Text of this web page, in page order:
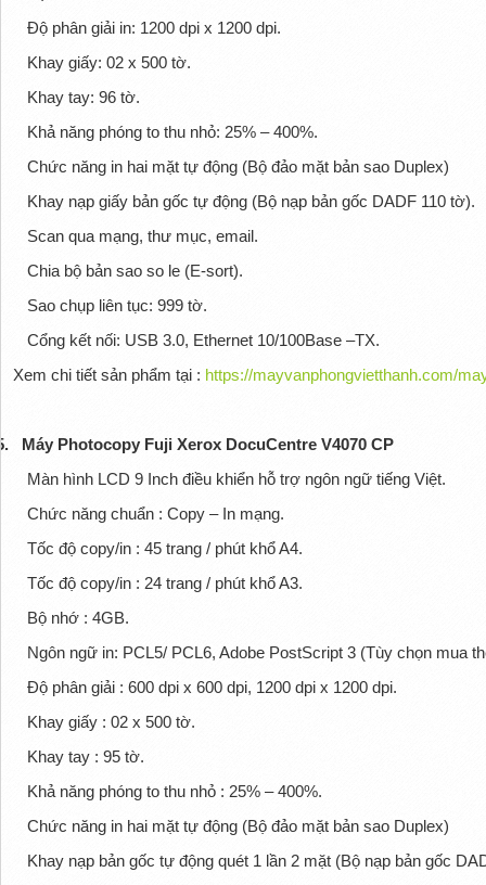
Độ phân giải in: 1200 dpi x 1200 dpi.
Khay giấy: 02 x 500 tờ.
Khay tay: 96 tờ.
Khả năng phóng to thu nhỏ: 25% – 400%.
Chức năng in hai mặt tự động (Bộ đảo mặt bản sao Duplex)
Khay nạp giấy bản gốc tự động (Bộ nạp bản gốc DADF 110 tờ).
Scan qua mạng, thư mục, email.
Chia bộ bản sao so le (E-sort).
Sao chụp liên tục: 999 tờ.
Cổng kết nối: USB 3.0, Ethernet 10/100Base –TX.
Xem chi tiết sản phẩm tại : https://mayvanphongvietthanh.com/
Máy Photocopy Fuji Xerox DocuCentre V4070 CP
Màn hình LCD 9 Inch điều khiển hỗ trợ ngôn ngữ tiếng Việt.
Chức năng chuẩn : Copy – In mạng.
Tốc độ copy/in : 45 trang / phút khổ A4.
Tốc độ copy/in : 24 trang / phút khổ A3.
Bộ nhớ : 4GB.
Ngôn ngữ in: PCL5/ PCL6, Adobe PostScript 3 (Tùy chọn mua
Độ phân giải : 600 dpi x 600 dpi, 1200 dpi x 1200 dpi.
Khay giấy : 02 x 500 tờ.
Khay tay : 95 tờ.
Khả năng phóng to thu nhỏ : 25% – 400%.
Chức năng in hai mặt tự động (Bộ đảo mặt bản sao Duplex)
Khay nạp bản gốc tự động quét 1 lần 2 mặt (Bộ nạp bản gốc